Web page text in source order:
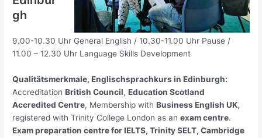
gh
9.00-10.30 Uhr General English / 10.30-11.00 Uhr Pause /
11.00 – 12.30 Uhr Language Skills Development
Qualitätsmerkmale, Englischsprachkurs in Edinburgh:
AccreditationBritish Council,Education Scotland
Accredited Centre, Membership withBusiness English UK,
registered with Trinity College London as anexam centre.
Exam preparation centre for IELTS, Trinity SELT, Cambridge